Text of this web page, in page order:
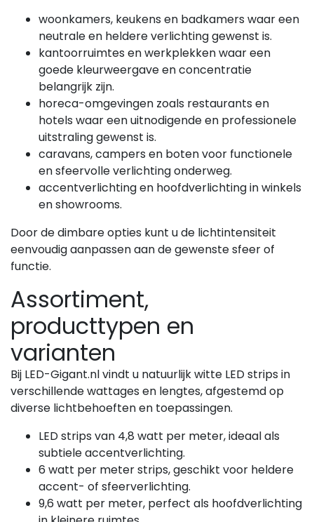
woonkamers, keukens en badkamers waar een
neutrale en heldere verlichting gewenst is.
kantoorruimtes en werkplekken waar een
goede kleurweergave en concentratie
belangrijk zijn.
horeca-omgevingen zoals restaurants en
hotels waar een uitnodigende en professionele
uitstraling gewenst is.
caravans, campers en boten voor functionele
en sfeervolle verlichting onderweg.
accentverlichting en hoofdverlichting in winkels
en showrooms.
Door de dimbare opties kunt u de lichtintensiteit
eenvoudig aanpassen aan de gewenste sfeer of
functie.
Assortiment,
producttypen en
varianten
Bij LED-Gigant.nl vindt u natuurlijk witte LED strips in
verschillende wattages en lengtes, afgestemd op
diverse lichtbehoeften en toepassingen.
LED strips van 4,8 watt per meter, ideaal als
subtiele accentverlichting.
6 watt per meter strips, geschikt voor heldere
accent- of sfeerverlichting.
9,6 watt per meter, perfect als hoofdverlichting